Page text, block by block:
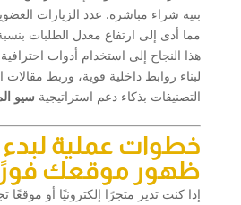
هذا النجاح إلى استخدام أدوات
لبناء روابط داخلية قوية، وربط
التصنيفات بذكاء دعم استراتيجية سيو
خطوات عملية
ظهور موقعك
إذا كنت تدير متجرًا إلكترونيًا أو موقعًا